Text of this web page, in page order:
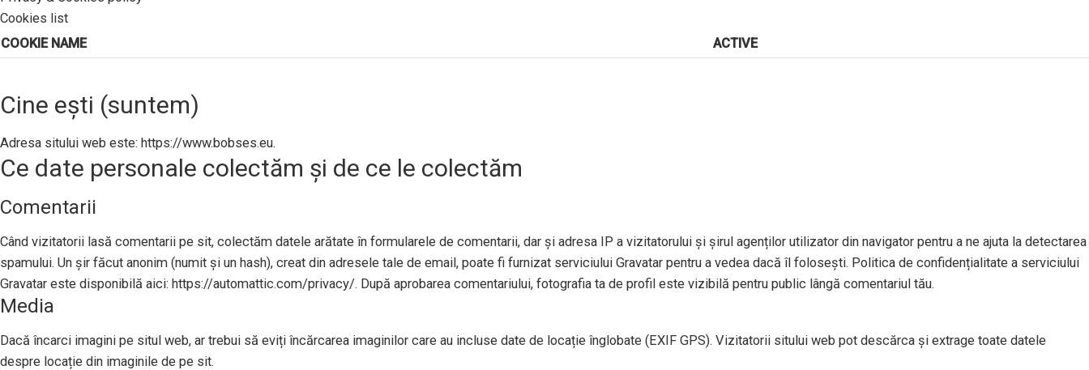
Cookies list
COOKIE NAME
ACTIVE
Cine ești (suntem)
Adresa sitului web este: https://www.bobses.eu.
Ce date personale colectăm și de ce le colectăm
Comentarii
Când vizitatorii lasă comentarii pe sit, colectăm datele arătate în formularele de comentarii, dar și adresa IP a vizitatorului și șirul agenților utilizator din navigator pentru a ne ajuta la detectarea
spamului. Un șir făcut anonim (numit și un hash), creat din adresele tale de email, poate fi furnizat serviciului Gravatar pentru a vedea dacă îl folosești. Politica de confidențialitate a serviciului
Gravatar este disponibilă aici: https://automattic.com/privacy/. După aprobarea comentariului, fotografia ta de profil este vizibilă pentru public lângă comentariul tău.
Media
Dacă încarci imagini pe situl web, ar trebui să eviți încărcarea imaginilor care au incluse date de locație înglobate (EXIF GPS). Vizitatorii sitului web pot descărca și extrage toate datele
despre locație din imaginile de pe sit.